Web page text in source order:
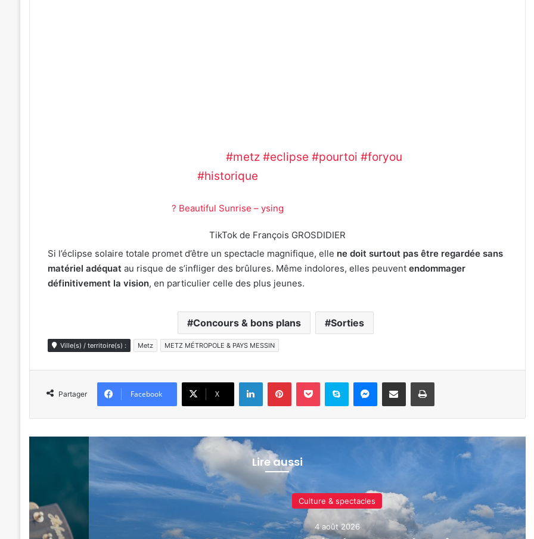
#metz #eclipse #pourtoi #foryou
#historique
? Beautiful Sunrise – ysing
TikTok de François GROSDIDIER
Si l’éclipse solaire totale promet d’être un spectacle magnifique, elle ne doit surtout pas être regardée sans
matériel adéquat au risque de s’infliger des brûlures. Même indolores, elles peuvent endommager
définitivement la vision, en particulier celle des plus jeunes.
Concours & bons plans Sorties
Ville(s) / territoire(s) : Metz METZ MÉTROPOLE & PAYS MESSIN
Partager Facebook X
LinkedinPinterestPocket Skype Messenger
Partager par e-mail Imprimer
Lire aussi
Culture & spectacles
4 août 2026